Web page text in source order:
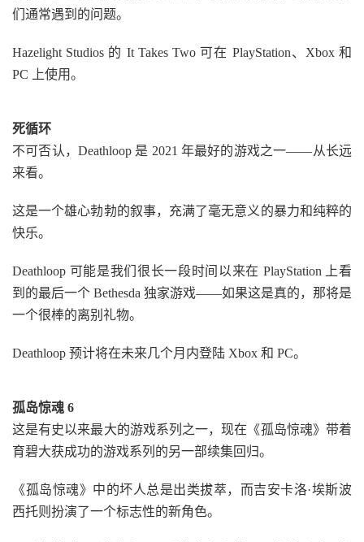
们通常遇到的问题。
Hazelight Studios 的 It Takes Two 可在 PlayStation、Xbox 和
PC 上使用。
死循环
不可否认，Deathloop 是 2021 年最好的游戏之一——从长远
来看。
这是一个雄心勃勃的叙事，充满了毫无意义的暴力和纯粹的
快乐。
Deathloop 可能是我们很长一段时间以来在 PlayStation 上看
到的最后一个 Bethesda 独家游戏——如果这是真的，那将是
一个很棒的离别礼物。
Deathloop 预计将在未来几个月内登陆 Xbox 和 PC。
孤岛惊魂 6
这是有史以来最大的游戏系列之一，现在《孤岛惊魂》带着
育碧大获成功的游戏系列的另一部续集回归。
《孤岛惊魂》中的坏人总是出类拔萃，而吉安卡洛·埃斯波
西托则扮演了一个标志性的新角色。